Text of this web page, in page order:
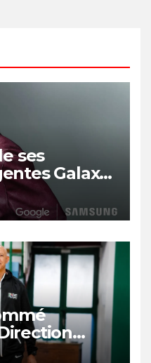
ses
Galaxy